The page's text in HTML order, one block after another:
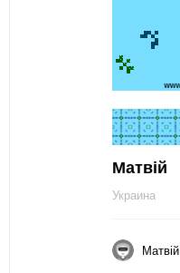
Матвій
Украина
Матвій